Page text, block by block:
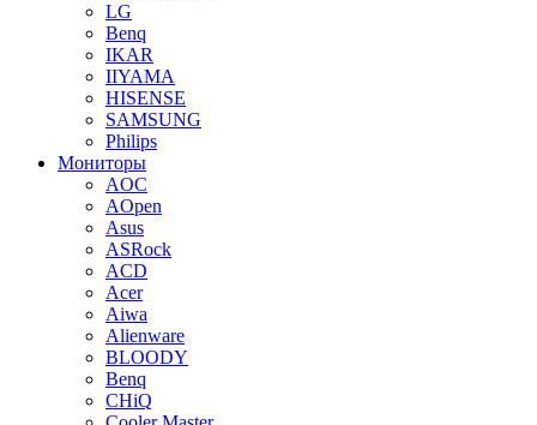
LG
Benq
IKAR
IIYAMA
HISENSE
SAMSUNG
Philips
Мониторы
AOC
AOpen
Asus
ASRock
ACD
Acer
Aiwa
Alienware
BLOODY
Benq
CHiQ